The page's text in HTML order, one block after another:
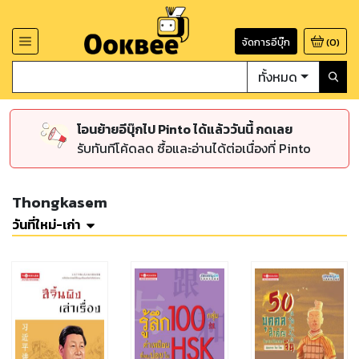
จัดการอีบุ๊ก (0)
ทั้งหมด
โอนย้ายอีบุ๊กไป Pinto ได้แล้ววันนี้ กดเลย
รับทันทีโค้ดลด ซื้อและอ่านได้ต่อเนื่องที่ Pinto
Thongkasem
วันที่ใหม่-เก่า